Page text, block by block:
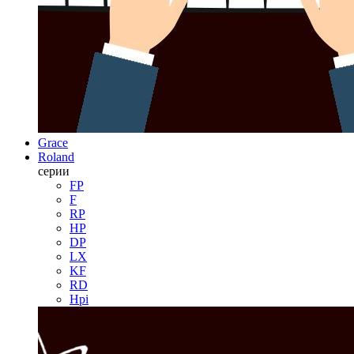
Grace
Roland
серии
FP
F
RP
HP
DP
LX
KF
RD
Hpi